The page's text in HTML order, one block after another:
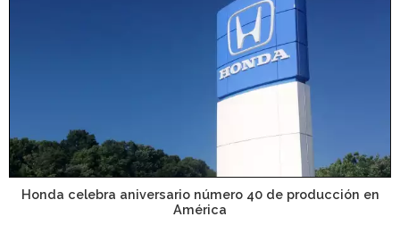
Honda celebra aniversario número 40 de producción en
América